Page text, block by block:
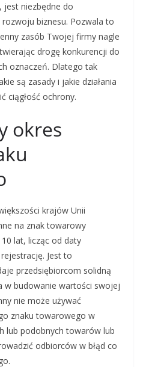
jest niezbędne do
biznesu. Pozwala to
zasób Twojej firmy nagle
drogę konkurencji do
oznaczeń. Dlatego tak
są zasady i jakie działania
ciągłość ochrony.
okres
krajów Unii
na znak towarowy
lat, licząc od daty
Jest to
przedsiębiorcom solidną
w budowanie wartości swojej
nie może używać
znaku towarowego w
lub podobnych towarów lub
odbiorców w błąd co